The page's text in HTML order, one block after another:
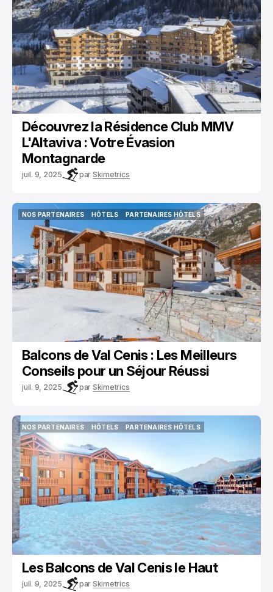
Découvrez la Résidence Club MMV
L'Altaviva : Votre Évasion
Montagnarde
juil. 9, 2025 par Skimetrics
NOS PARTENAIRES
NOS PARTENAIRES
HÔTELS
PARTENAIRES HÔTELS
PARTENAIRES HÔTELS
Balcons de Val Cenis : Les Meilleurs
Conseils pour un Séjour Réussi
juil. 9, 2025 par Skimetrics
NOS PARTENAIRES
NOS PARTENAIRES
HÔTELS
PARTENAIRES HÔTELS
Les Balcons de Val Cenis le Haut
juil. 9, 2025 par Skimetrics